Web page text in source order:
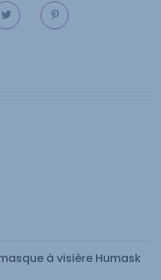
à visière Humask